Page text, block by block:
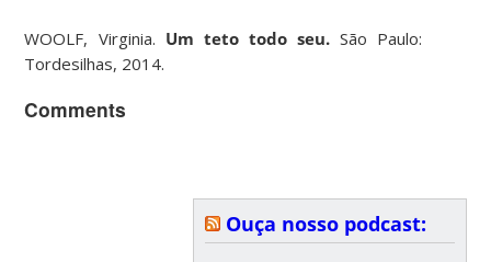
WOOLF, Virginia. Um teto todo seu.São Paulo:
Tordesilhas, 2014.
Comments
Ouça nosso podcast: